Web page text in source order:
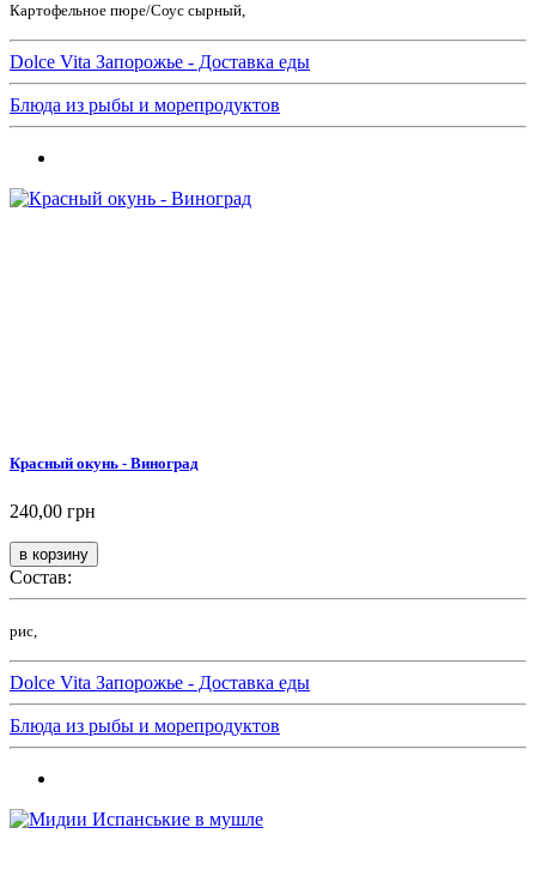
Картофельное пюре/Соус сырный,
Dolce Vita Запорожье - Доставка еды
Блюда из рыбы и морепродуктов
Красный окунь - Виноград
240,00 грн
Состав:
рис,
Dolce Vita Запорожье - Доставка еды
Блюда из рыбы и морепродуктов